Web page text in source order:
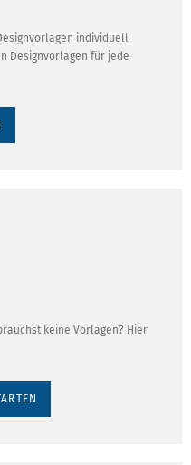
individuell
Designvorlagen für jede
keine Vorlagen? Hier